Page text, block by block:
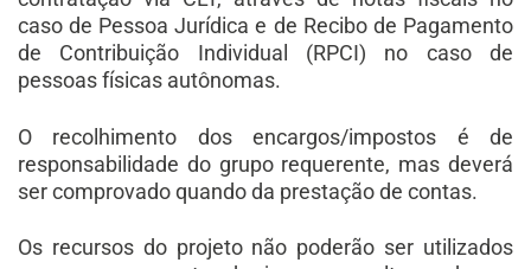
caso de Pessoa Jurídica e de Recibo de Pagamento
de Contribuição Individual (RPCI) no caso de
pessoas físicas autônomas.
O recolhimento dos encargos/impostos é de
responsabilidade do grupo requerente, mas deverá
ser comprovado quando da prestação de contas.
Os recursos do projeto não poderão ser utilizados